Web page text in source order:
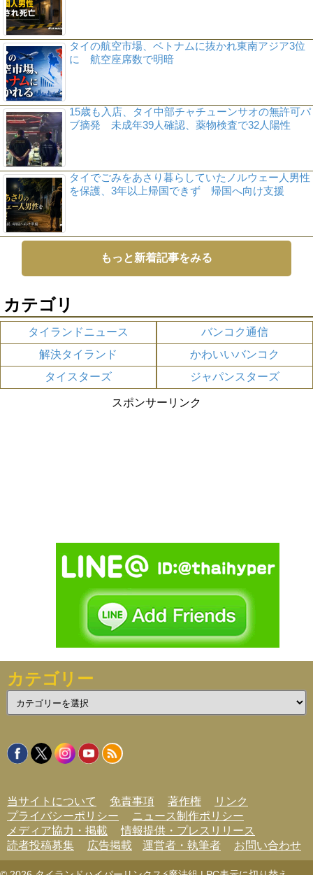
タイの航空市場、ベトナムに抜かれ東南アジア3位
に 航空座席数で明暗
15歳も入店、タイ中部チャチューンサオの無許可パ
ブ摘発 未成年39人確認、薬物検査で32人陽性
タイでごみをあさり暮らしていたノルウェー人男性
を保護、3年以上帰国できず 帰国へ向け支援
もっと新着記事をみる
カテゴリ
タイランドニュース
バンコク通信
解決タイランド
かわいいバンコク
タイスターズ
ジャパンスターズ
スポンサーリンク
カテゴリー
テ
リ
ー
当サイトについて 免責事項 著作権
リンク
プライバシーポリシー
ニュース制作ポリシー
メディア協力・掲載
情報提供・プレスリリース
読者投稿募集
広告掲載 運営者・執筆者 お問い合わせ